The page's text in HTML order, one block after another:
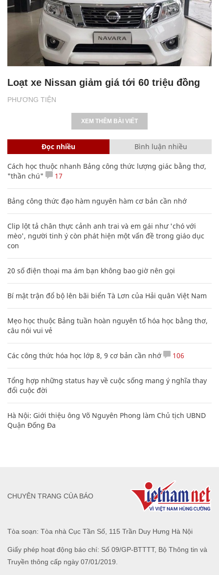
PHƯƠNG TIỆN
Loạt xe Nissan giảm giá tới 60 triệu đồng
XEM THÊM BÀI VIẾT
Đọc nhiều Bình luận nhiều
Cách học thuộc nhanh Bảng công thức lượng giác bằng thơ,
"thần chú"
17
Bảng công thức đạo hàm nguyên hàm cơ bản cần nhớ
Clip lột tả chân thực cảnh anh trai và em gái như 'chó với
mèo', người tinh ý còn phát hiện một vấn đề trong giáo dục
con
20 số điện thoại ma ám bạn không bao giờ nên gọi
Bí mật trận đổ bộ lên bãi biển Tà Lơn của Hải quân Việt Nam
Mẹo học thuộc Bảng tuần hoàn nguyên tố hóa học bằng thơ,
câu nói vui vẻ
Các công thức hóa học lớp 8, 9 cơ bản cần nhớ 106
Tổng hợp những status hay về cuộc sống mang ý nghĩa thay
đổi cuộc đời
Hà Nội: Giới thiệu ông Võ Nguyên Phong làm Chủ tịch UBND
Quận Đống Đa
Tòa soạn: Tòa nhà Cục Tần Số, 115 Trần Duy Hưng Hà Nội
Giấy phép hoạt động báo chí: Số 09/GP-BTTTT, Bộ Thông tin và
Truyền thông cấp ngày 07/01/2019.
CHUYÊN TRANG CỦA BÁO